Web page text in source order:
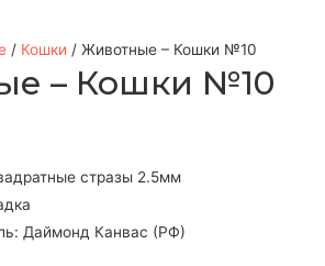
/ Кошки / Животные – Кошки №10
– Кошки №10
стразы 2.5мм
Даймонд Канвас (РФ)